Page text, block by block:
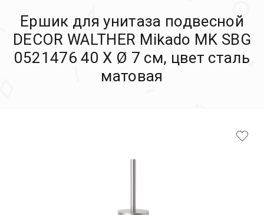
Ершик для унитаза подвесной
DECOR WALTHER Mikado MK SBG
0521476 40 X Ø 7 см, цвет сталь
матовая